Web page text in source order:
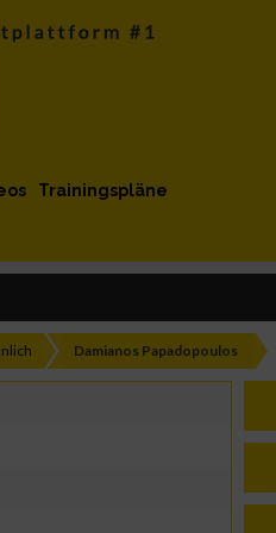
Trainingspläne
Damianos Papadopoulos